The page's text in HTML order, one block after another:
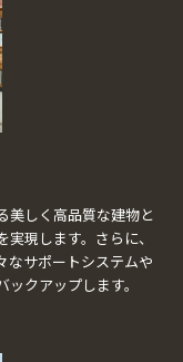
美しく高品質な建物と
現します。さらに、
なサポートシステムや
クアップします。